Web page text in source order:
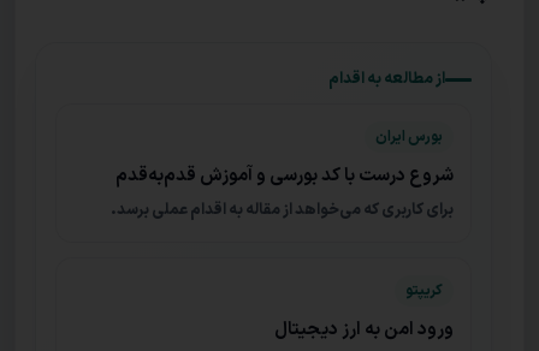
از مطالعه به اقدام
بورس ایران
شروع درست با کد بورسی و آموزش قدم‌به‌قدم
برای کاربری که می‌خواهد از مقاله به اقدام عملی برسد.
کریپتو
ورود امن به ارز دیجیتال